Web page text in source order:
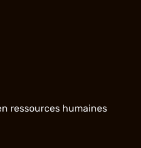
ressources humaines